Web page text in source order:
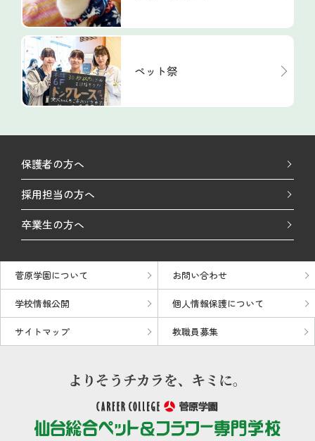
ペット祭
保護者の方へ
採用担当の方へ
卒業生の方へ
菅原学園について お問い合わせ
学校情報公開 個人情報保護について
サイトマップ 教職員募集